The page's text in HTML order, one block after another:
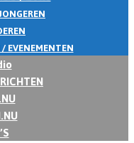
EVENEMENTEN